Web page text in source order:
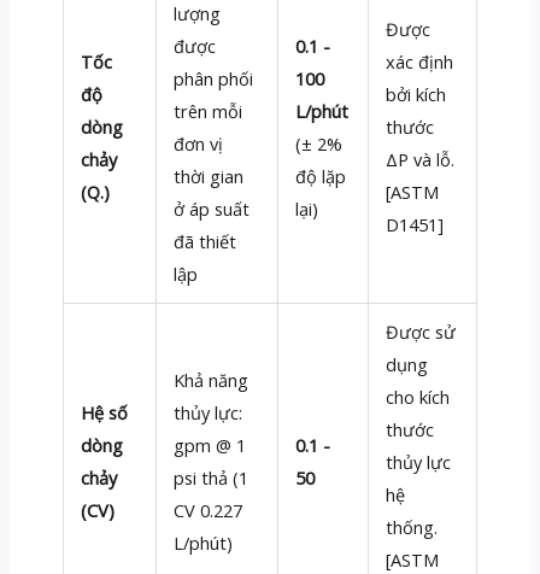
Tốc
độ
dòng
chảy
(Q.)
lượng
được
phân phối
trên mỗi
đơn vị
thời gian
ở áp suất
đã thiết
lập
0.1 -
100
L/phút
(± 2%
độ lặp
lại)
Được
xác định
bởi kích
thước
ΔP và lỗ.
[ASTM
D1451]
Hệ số
dòng
chảy
(CV)
Khả năng
thủy lực:
gpm @ 1
psi thả (1
CV 0.227
L/phút)
0.1 -
50
Được sử
dụng
cho kích
thước
thủy lực
hệ
thống.
[ASTM